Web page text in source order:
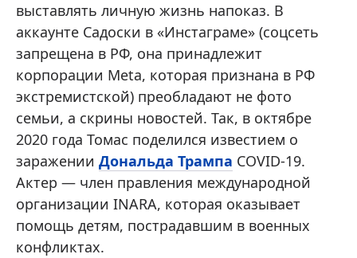
выставлять личную жизнь напоказ. В
аккаунте Садоски в «Инстаграме» (соцсеть
запрещена в РФ, она принадлежит
корпорации Meta, которая признана в РФ
экстремистской) преобладают не фото
семьи, а скрины новостей. Так, в октябре
2020 года Томас поделился известием о
заражении Дональда Трампа COVID-19.
Актер — член правления международной
организации INARA, которая оказывает
помощь детям, пострадавшим в военных
конфликтах.